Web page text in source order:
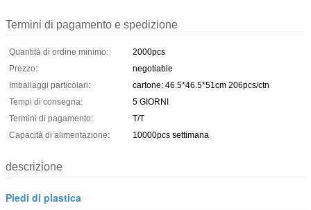
Termini di pagamento e spedizione
Quantità di ordine minimo:
2000pcs
Prezzo:
negotiable
Imballaggi particolari:
cartone: 46.5*46.5*51cm 206pcs/ctn
Tempi di consegna:
5 GIORNI
Termini di pagamento:
T/T
Capacità di alimentazione:
10000pcs settimana
descrizione
Piedi di plastica